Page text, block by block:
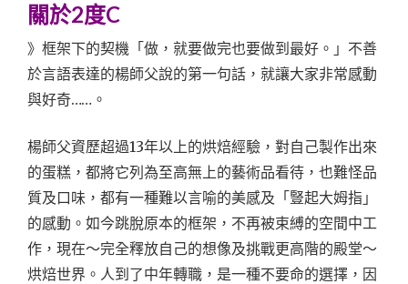
關於2度C
》框架下的契機「做，就要做完也要做到最好。」不善
於言語表達的楊師父說的第一句話，就讓大家非常感動
與好奇……。
楊師父資歷超過13年以上的烘焙經驗，對自己製作出來
的蛋糕，都將它列為至高無上的藝術品看待，也難怪品
質及口味，都有一種難以言喻的美感及「豎起大姆指」
的感動。如今跳脫原本的框架，不再被束縛的空間中工
作，現在～完全釋放自己的想像及挑戰更高階的殿堂～
烘焙世界。人到了中年轉職，是一種不要命的選擇，因